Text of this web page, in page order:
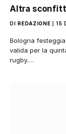
Altra
DI REDAZIONE 15
Bologna
valida per la
rugby.…